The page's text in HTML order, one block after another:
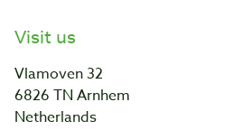
Visit us
Vlamoven 32
6826 TN Arnhem
Netherlands